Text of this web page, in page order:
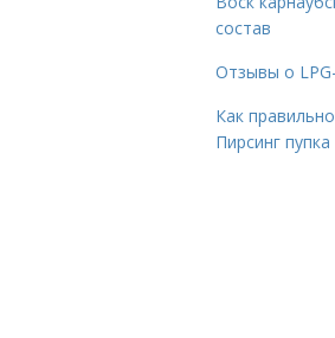
состав
Отзывы о
Как
Пирсинг пупка